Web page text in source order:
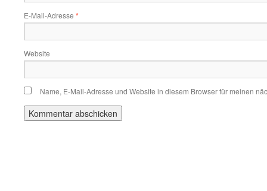
E-Mail-Adresse *
Website
Name, E-Mail-Adresse und Website in diesem Browser für meinen